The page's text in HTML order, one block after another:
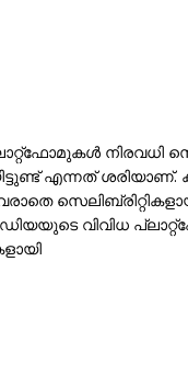
നിരവധി
എന്നത് ശരിയാണ്.
വിവിധ